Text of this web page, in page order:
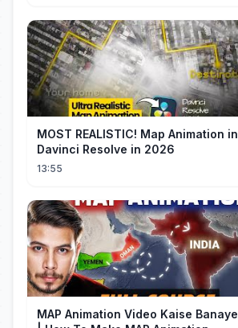
MOST REALISTIC! Map Animation in
Davinci Resolve in 2026
13:55
MAP Animation Video Kaise Banaye